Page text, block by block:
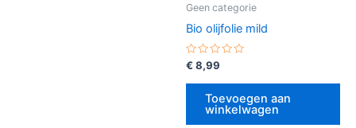
Geen categorie
Bio olijfolie mild
Gewaardeerd
0
uit
€ 8,99
Toevoegen aan
winkelwagen